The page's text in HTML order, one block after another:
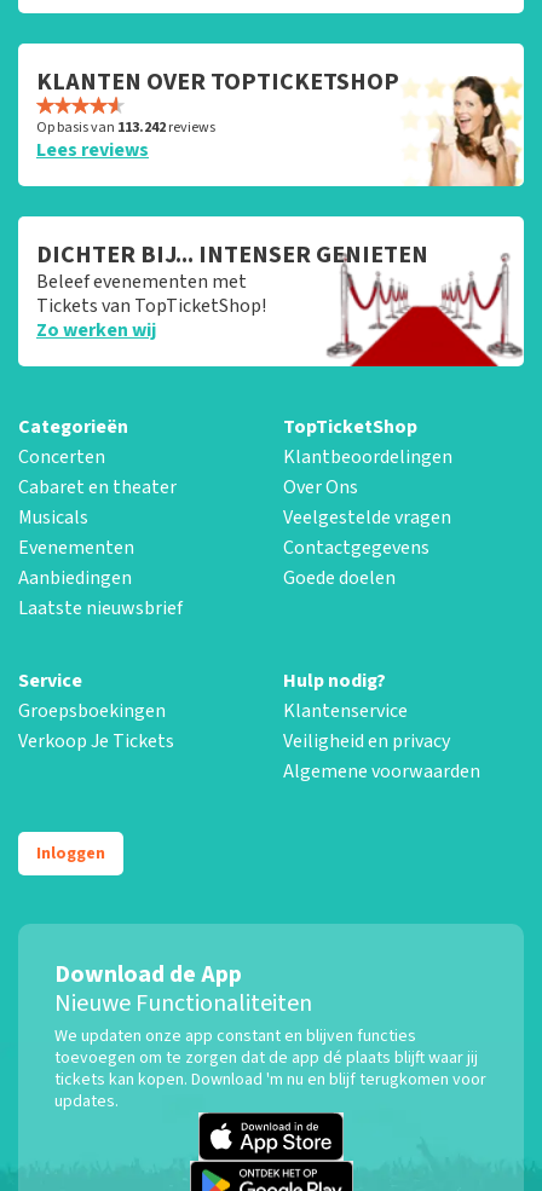
KLANTEN OVER TOPTICKETSHOP
Op basis van 113.242reviews
Lees reviews
DICHTER BIJ... INTENSER GENIETEN
Beleef evenementen met
Tickets van TopTicketShop!
Zo werken wij
Categorieën
Concerten
Cabaret en theater
Musicals
Evenementen
Aanbiedingen
Laatste nieuwsbrief
TopTicketShop
Klantbeoordelingen
Over Ons
Veelgestelde vragen
Contactgegevens
Goede doelen
Service
Groepsboekingen
Verkoop Je Tickets
Hulp nodig?
Klantenservice
Veiligheid en privacy
Algemene voorwaarden
Inloggen
Download de App
Nieuwe Functionaliteiten
We updaten onze app constant en blijven functies
toevoegen om te zorgen dat de app dé plaats blijft waar jij
tickets kan kopen. Download 'm nu en blijf terugkomen voor
updates.